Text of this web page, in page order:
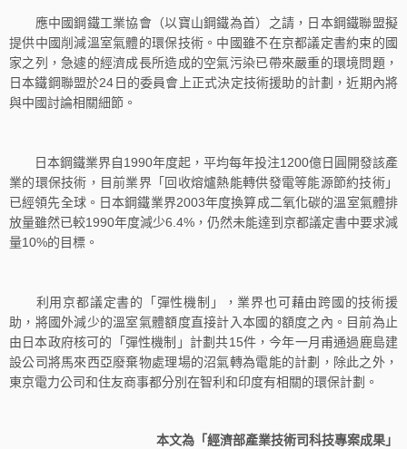
應中國鋼鐵工業協會（以寶山鋼鐵為首）之請，日本鋼鐵聯盟擬
提供中國削減溫室氣體的環保技術。中國雖不在京都議定書約束的國
家之列，急遽的經濟成長所造成的空氣污染已帶來嚴重的環境問題，
日本鐵鋼聯盟於24日的委員會上正式決定技術援助的計劃，近期內將
與中國討論相關細節。
日本鋼鐵業界自1990年度起，平均每年投注1200億日圓開發該產
業的環保技術，目前業界「回收熔爐熱能轉供發電等能源節約技術」
已經領先全球。日本鋼鐵業界2003年度換算成二氧化碳的溫室氣體排
放量雖然已較1990年度減少6.4%，仍然未能達到京都議定書中要求減
量10%的目標。
利用京都議定書的「彈性機制」，業界也可藉由跨國的技術援
助，將國外減少的溫室氣體額度直接計入本國的額度之內。目前為止
由日本政府核可的「彈性機制」計劃共15件，今年一月甫通過鹿島建
設公司將馬來西亞廢棄物處理場的沼氣轉為電能的計劃，除此之外，
東京電力公司和住友商事都分別在智利和印度有相關的環保計劃。
本文為「經濟部產業技術司科技專案成果」